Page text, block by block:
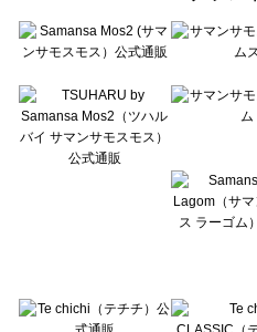
Te chichi（テチチ）の一覧
Te chichi CLASSIC（テチチ クラシック）の
Lugnoncure（ルノンキュール）の一覧
BETTY'S BLUE（べティーズブルー）の一覧
Wpc.（ワールドパーティー）の一覧